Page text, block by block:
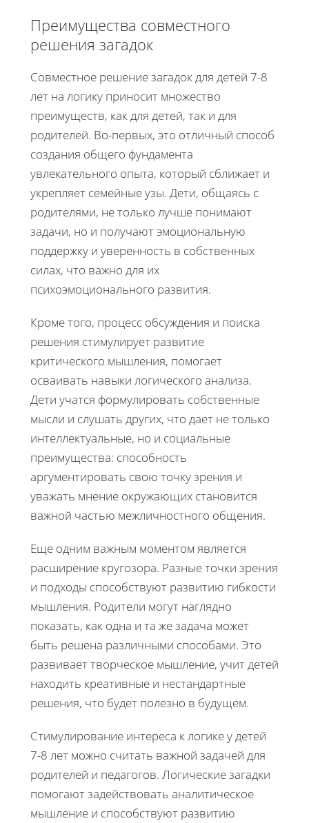
Преимущества совместного
решения загадок
Совместное решение загадок для детей 7-8
лет на логику приносит множество
преимуществ, как для детей, так и для
родителей. Во-первых, это отличный способ
создания общего фундамента
увлекательного опыта, который сближает и
укрепляет семейные узы. Дети, общаясь с
родителями, не только лучше понимают
задачи, но и получают эмоциональную
поддержку и уверенность в собственных
силах, что важно для их
психоэмоционального развития.
Кроме того, процесс обсуждения и поиска
решения стимулирует развитие
критического мышления, помогает
осваивать навыки логического анализа.
Дети учатся формулировать собственные
мысли и слушать других, что дает не только
интеллектуальные, но и социальные
преимущества: способность
аргументировать свою точку зрения и
уважать мнение окружающих становится
важной частью межличностного общения.
Еще одним важным моментом является
расширение кругозора. Разные точки зрения
и подходы способствуют развитию гибкости
мышления. Родители могут наглядно
показать, как одна и та же задача может
быть решена различными способами. Это
развивает творческое мышление, учит детей
находить креативные и нестандартные
решения, что будет полезно в будущем.
Стимулирование интереса к логике у детей
7-8 лет можно считать важной задачей для
родителей и педагогов. Логические загадки
помогают задействовать аналитическое
мышление и способствуют развитию